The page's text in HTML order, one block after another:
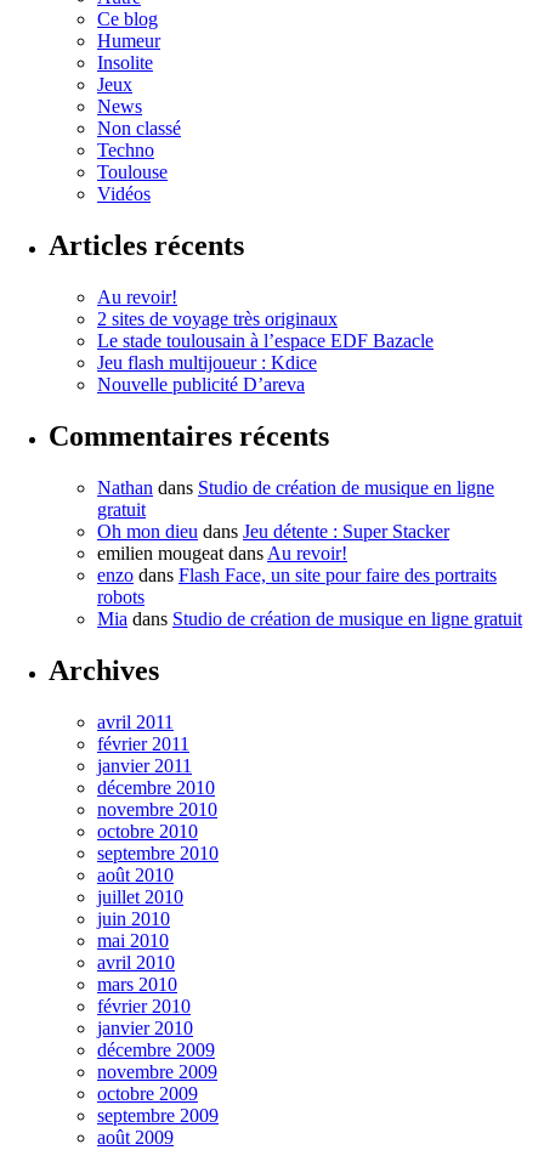
Ce blog
Humeur
Insolite
Jeux
News
Non classé
Techno
Toulouse
Vidéos
Articles récents
Au revoir!
2 sites de voyage très originaux
Le stade toulousain à l’espace EDF Bazacle
Jeu flash multijoueur : Kdice
Nouvelle publicité D’areva
Commentaires récents
Nathan dans Studio de création de musique en ligne
gratuit
Oh mon dieu dans Jeu détente : Super Stacker
emilien mougeat dans Au revoir!
enzo dans Flash Face, un site pour faire des portraits
robots
Mia dans Studio de création de musique en ligne gratuit
Archives
avril 2011
février 2011
janvier 2011
décembre 2010
novembre 2010
octobre 2010
septembre 2010
août 2010
juillet 2010
juin 2010
mai 2010
avril 2010
mars 2010
février 2010
janvier 2010
décembre 2009
novembre 2009
octobre 2009
septembre 2009
août 2009